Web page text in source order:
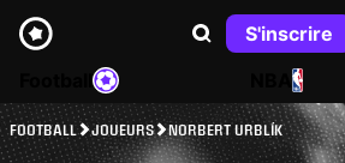
S'inscrire
NBA
FOOTBALL JOUEURS NORBERT URBLÍK